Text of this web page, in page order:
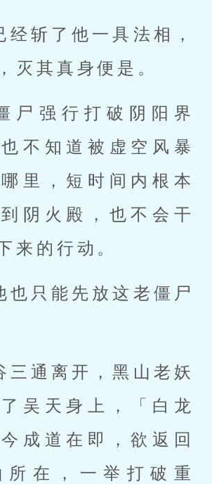
经斩了他一具法相，
灭其真身便是。
尸强行打破阴阳界
不知道被虚空风暴
里，短时间内根本
阴火殿，也不会干
来的行动。
也只能先放这老僵尸
三通离开，黑山老妖
吴天身上，「白龙
成道在即，欲返回
所在，一举打破重